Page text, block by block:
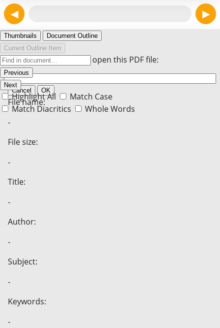
◀ ▶
Thumbnails
Document Outline
Current Outline Item
Previous
Next
Highlight All
Match Case
Match Diacritics
Whole Words
Enter the password to open this PDF file:
Cancel OK
File name:
-
File size:
-
Title:
-
Author:
-
Subject:
-
Keywords:
-